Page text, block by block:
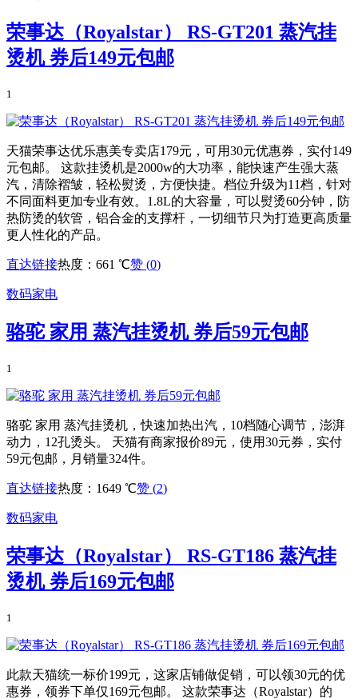
荣事达（Royalstar） RS-GT201 蒸汽挂
烫机 券后149元包邮
1
天猫荣事达优乐惠美专卖店179元，可用30元优惠券，实付149
元包邮。 这款挂烫机是2000w的大功率，能快速产生强大蒸
汽，清除褶皱，轻松熨烫，方便快捷。档位升级为11档，针对
不同面料更加专业有效。1.8L的大容量，可以熨烫60分钟，防
热防烫的软管，铝合金的支撑杆，一切细节只为打造更高质量
更人性化的产品。
直达链接热度：661 ℃赞 (0)
数码家电
骆驼 家用 蒸汽挂烫机 券后59元包邮
1
骆驼 家用 蒸汽挂烫机，快速加热出汽，10档随心调节，澎湃
动力，12孔烫头。 天猫有商家报价89元，使用30元券，实付
59元包邮，月销量324件。
直达链接热度：1649 ℃赞 (2)
数码家电
荣事达（Royalstar） RS-GT186 蒸汽挂
烫机 券后169元包邮
1
此款天猫统一标价199元，这家店铺做促销，可以领30元的优
惠券，领券下单仅169元包邮。 这款荣事达（Royalstar）的